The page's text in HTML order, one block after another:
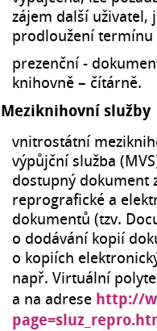
zájem další uživatel,
prodloužení termínu
prezenční -
knihovně – čítárně.
Meziknihovní služby
vnitrostátní
výpůjční služba
dostupný dokument
reprografické a
dokumentů (tzv.
o dodávání kopií
o kopiích
např. Virtuální
a na adrese http://